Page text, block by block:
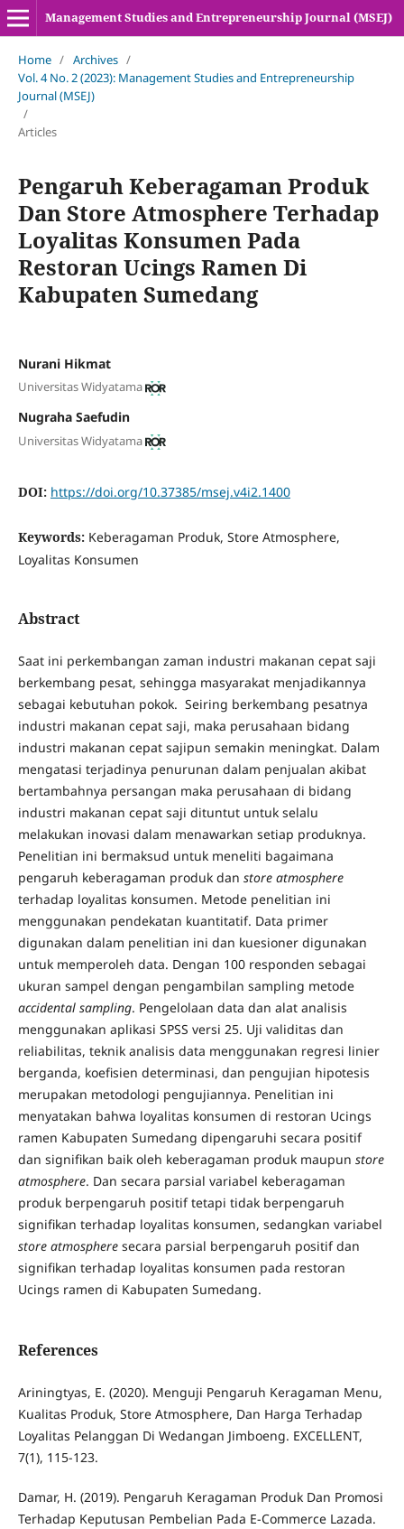
Management Studies and Entrepreneurship Journal (MSEJ)
Home / Archives /
Vol. 4 No. 2 (2023): Management Studies and Entrepreneurship
Journal (MSEJ)
/
Articles
Pengaruh Keberagaman Produk
Dan Store Atmosphere Terhadap
Loyalitas Konsumen Pada
Restoran Ucings Ramen Di
Kabupaten Sumedang
Nurani Hikmat
Universitas Widyatama
Nugraha Saefudin
Universitas Widyatama
DOI: https://doi.org/10.37385/msej.v4i2.1400
Keywords: Keberagaman Produk, Store Atmosphere,
Loyalitas Konsumen
Abstract
Saat ini perkembangan zaman industri makanan cepat saji
berkembang pesat, sehingga masyarakat menjadikannya
sebagai kebutuhan pokok. Seiring berkembang pesatnya
industri makanan cepat saji, maka perusahaan bidang
industri makanan cepat sajipun semakin meningkat. Dalam
mengatasi terjadinya penurunan dalam penjualan akibat
bertambahnya persangan maka perusahaan di bidang
industri makanan cepat saji dituntut untuk selalu
melakukan inovasi dalam menawarkan setiap produknya.
Penelitian ini bermaksud untuk meneliti bagaimana
pengaruh keberagaman produk dan store atmosphere
terhadap loyalitas konsumen. Metode penelitian ini
menggunakan pendekatan kuantitatif. Data primer
digunakan dalam penelitian ini dan kuesioner digunakan
untuk memperoleh data. Dengan 100 responden sebagai
ukuran sampel dengan pengambilan sampling metode
accidental sampling. Pengelolaan data dan alat analisis
menggunakan aplikasi SPSS versi 25. Uji validitas dan
reliabilitas, teknik analisis data menggunakan regresi linier
berganda, koefisien determinasi, dan pengujian hipotesis
merupakan metodologi pengujiannya. Penelitian ini
menyatakan bahwa loyalitas konsumen di restoran Ucings
ramen Kabupaten Sumedang dipengaruhi secara positif
dan signifikan baik oleh keberagaman produk maupun store
atmosphere. Dan secara parsial variabel keberagaman
produk berpengaruh positif tetapi tidak berpengaruh
signifikan terhadap loyalitas konsumen, sedangkan variabel
store atmospheresecara parsial berpengaruh positif dan
signifikan terhadap loyalitas konsumen pada restoran
Ucings ramen di Kabupaten Sumedang.
References
Ariningtyas, E. (2020). Menguji Pengaruh Keragaman Menu,
Kualitas Produk, Store Atmosphere, Dan Harga Terhadap
Loyalitas Pelanggan Di Wedangan Jimboeng. EXCELLENT,
7(1), 115-123.
Damar, H. (2019). Pengaruh Keragaman Produk Dan Promosi
Terhadap Keputusan Pembelian Pada E-Commerce Lazada.